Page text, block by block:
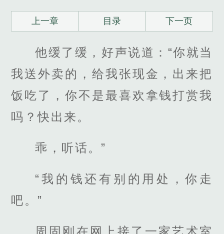
上一章 目录 下一页
他缓了缓，好声说道：“你就当
我送外卖的，给我张现金，出来把
饭吃了，你不是最喜欢拿钱打赏我
吗？快出来。
乖，听话。”
“我的钱还有别的用处，你走
吧。”